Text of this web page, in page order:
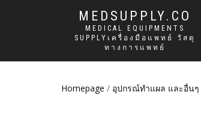
MEDSUPPLY.CO
MEDICAL EQUIPMENTS
SUPPLYเครื่องมือแพทย์ วัสดุ
ทางการแพทย์
Homepage / อุปกรณ์ทำแผล และอื่นๆ